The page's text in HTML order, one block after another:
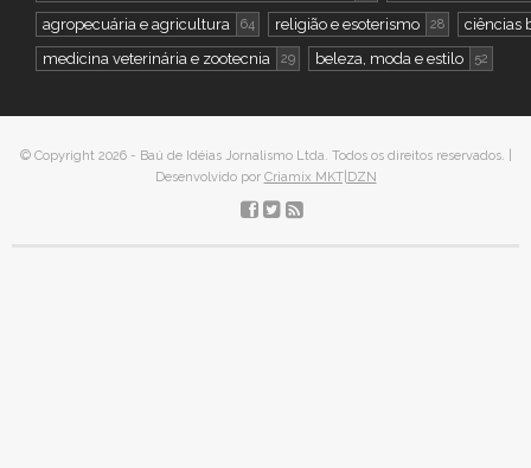
agropecuária e agricultura
64 religião e esoterismo 28
ciências
medicina veterinária e zootecnia
29 beleza, moda e estilo 52
© Copyright 2026 - Baú de Idéias Jornalismo Ltda. Todos os direitos reservados. |
Desenvolvido por Criamix MKT|DZN